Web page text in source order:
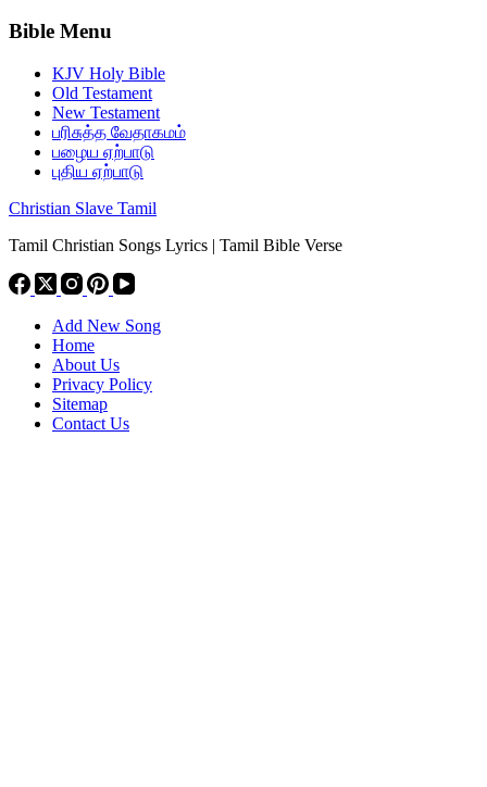
Bible Menu
KJV Holy Bible
Old Testament
New Testament
பரிசுத்த வேதாகமம்
பழைய ஏற்பாடு
புதிய ஏற்பாடு
Christian Slave Tamil
Tamil Christian Songs Lyrics | Tamil Bible Verse
Add New Song
Home
About Us
Privacy Policy
Sitemap
Contact Us